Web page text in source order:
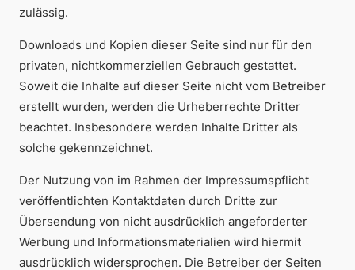
zulässig.
Downloads und Kopien dieser Seite sind nur für den
privaten, nichtkommerziellen Gebrauch gestattet.
Soweit die Inhalte auf dieser Seite nicht vom Betreiber
erstellt wurden, werden die Urheberrechte Dritter
beachtet. Insbesondere werden Inhalte Dritter als
solche gekennzeichnet.
Der Nutzung von im Rahmen der Impressumspflicht
veröffentlichten Kontaktdaten durch Dritte zur
Übersendung von nicht ausdrücklich angeforderter
Werbung und Informationsmaterialien wird hiermit
ausdrücklich widersprochen. Die Betreiber der Seiten